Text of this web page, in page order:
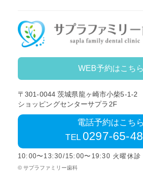
WEB予約はこちら
〒301-0044 茨城県龍ヶ崎市小柴5-1-2
ショッピングセンターサプラ2F
電話予約はこちら
TEL 0297-65-
10:00〜13:30/15:00〜19:30 火曜休診
© サプラファミリー歯科